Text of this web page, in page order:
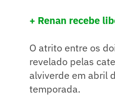
+ Renan recebe
O atrito entre os
revelado pelas
alviverde em abril
temporada.